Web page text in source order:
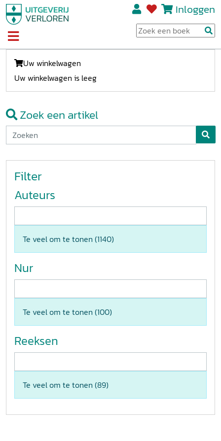
Inloggen
Uw winkelwagen
Uw winkelwagen is leeg
Zoek een artikel
Filter
Auteurs
Te veel om te tonen (1140)
Nur
Te veel om te tonen (100)
Reeksen
Te veel om te tonen (89)